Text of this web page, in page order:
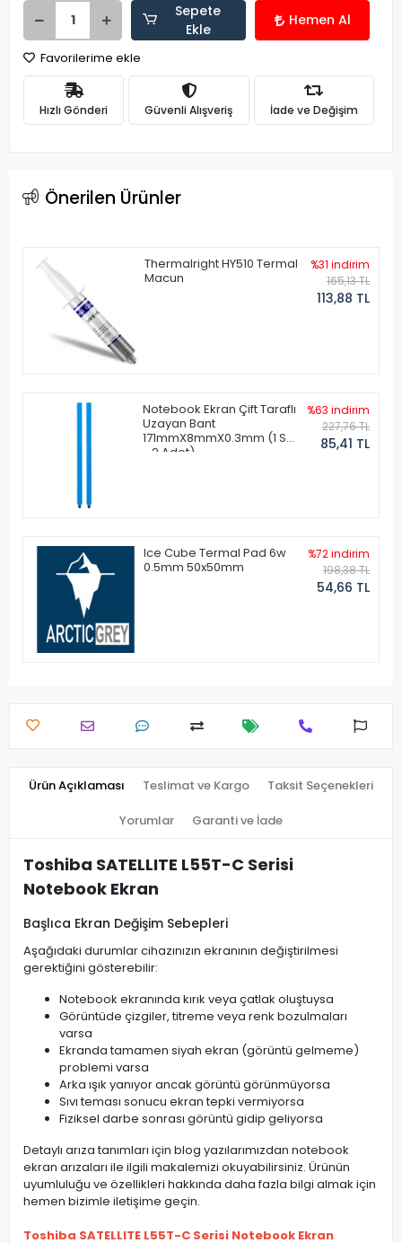
Sepete
Ekle
Hemen Al
Favorilerime ekle
Hızlı Gönderi Güvenli Alışveriş İade ve Değişim
Önerilen Ürünler
Thermalright HY510 Termal
Macun
%31 indirim
165,13 TL
113,88 TL
Notebook Ekran Çift Taraflı
Uzayan Bant
171mmX8mmX0.3mm (1 Set
- 2 Adet)
%63 indirim
227,76 TL
85,41 TL
Ice Cube Termal Pad 6w
0.5mm 50x50mm
%72 indirim
198,38 TL
54,66 TL
Ürün Açıklaması Teslimat ve Kargo Taksit Seçenekleri
Yorumlar Garanti ve İade
Toshiba SATELLITE L55T-C Serisi
Notebook Ekran
Başlıca Ekran Değişim Sebepleri
Aşağıdaki durumlar cihazınızın ekranının değiştirilmesi
gerektiğini gösterebilir:
Notebook ekranında kırık veya çatlak oluştuysa
Görüntüde çizgiler, titreme veya renk bozulmaları
varsa
Ekranda tamamen siyah ekran (görüntü gelmeme)
problemi varsa
Arka ışık yanıyor ancak görüntü görünmüyorsa
Sıvı teması sonucu ekran tepki vermiyorsa
Fiziksel darbe sonrası görüntü gidip geliyorsa
Detaylı arıza tanımları için blog yazılarımızdan notebook
ekran arızaları ile ilgili makalemizi okuyabilirsiniz. Ürünün
uyumluluğu ve özellikleri hakkında daha fazla bilgi almak için
hemen bizimle iletişime geçin.
Toshiba SATELLITE L55T-C Serisi Notebook Ekran